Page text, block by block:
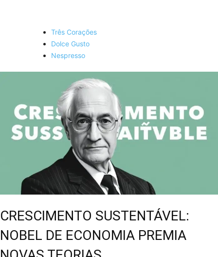
Três Corações
Dolce Gusto
Nespresso
CRESCIMENTO SUSTENTÁVEL:
NOBEL DE ECONOMIA PREMIA